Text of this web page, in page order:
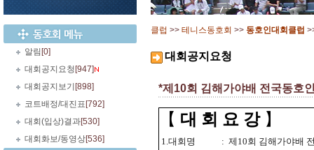
알림 [0]
대회공지요청 [947]
대회공지보기 [898]
코트배정/대진표 [792]
대회(입상)결과[530]
대회화보/동영상[536]
클럽 >> 테니스동호회 >> 동호인대회클럽
대회공지요청
*제10회 김해가야배 전국동호
【 대 회 요 강 】
1.대회명 : 제10회 김해가야배